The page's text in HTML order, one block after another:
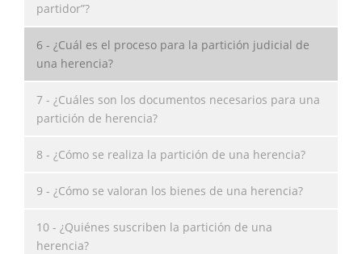
partidor”?
6 - ¿Cuál es el proceso para la partición judicial de
una herencia?
7 - ¿Cuáles son los documentos necesarios para una
partición de herencia?
8 - ¿Cómo se realiza la partición de una herencia?
9 - ¿Cómo se valoran los bienes de una herencia?
10 - ¿Quiénes suscriben la partición de una
herencia?